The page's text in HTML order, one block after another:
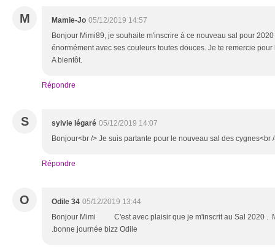
M Mamie-Jo 05/12/2019 14:57
Bonjour Mimi89, je souhaite m'inscrire à ce nouveau sal pour
énormément avec ses couleurs toutes douces. Je te remercie
A bientôt.
Répondre
S sylvie légaré 05/12/2019 14:07
Bonjour<br /> Je suis partante pour le nouveau sal des cygnes<br
Répondre
O Odile 34 05/12/2019 13:44
Bonjour Mimi C'est avec plaisir que je m'inscrit au Sal 2020 .
.bonne journée bizz Odile